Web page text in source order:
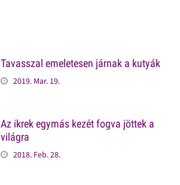
Tavasszal emeletesen járnak a kutyák
2019. Mar. 19.
Az ikrek egymás kezét fogva jöttek a
világra
2018. Feb. 28.